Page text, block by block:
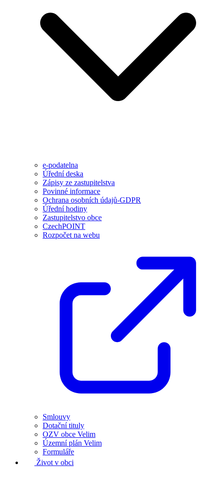
e-podatelna
Úřední deska
Zápisy ze zastupitelstva
Povinné informace
Ochrana osobních údajů-GDPR
Úřední hodiny
Zastupitelstvo obce
CzechPOINT
Rozpočet na webu
Smlouvy
Dotační tituly
OZV obce Velim
Územní plán Velim
Formuláře
Život v obci